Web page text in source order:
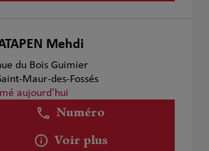
Mehdi
du Bois Guimier
Maur-des-Fossés
aujourd'hui
Numéro
Voir plus